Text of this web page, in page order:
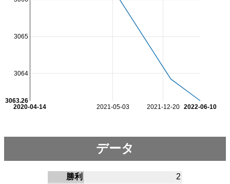
2021-05-03 2021-12-20
2020-04-14 2022-06-10
3064
3065
3063.26
データ
勝利
2